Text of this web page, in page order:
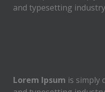
and typesetting
Lorem Ipsum is simply